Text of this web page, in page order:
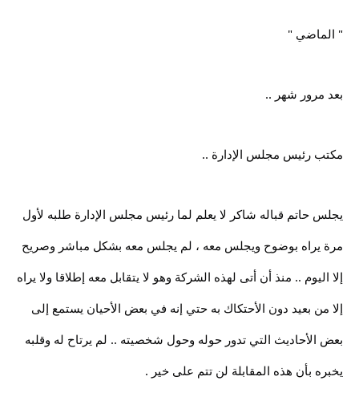
" الماضي "
بعد مرور شهر ..
مكتب رئيس مجلس الإدارة ..
يجلس حاتم قباله شاكر لا يعلم لما رئيس مجلس الإدارة طلبه لأول
مرة يراه بوضوح ويجلس معه ، لم يجلس معه بشكل مباشر وصريح
إلا اليوم .. منذ أن أتى لهذه الشركة وهو لا يتقابل معه إطلاقا ولا يراه
إلا من بعيد دون الأحتكاك به حتي إنه في بعض الأحيان يستمع إلى
بعض الأحاديث التي تدور حوله وحول شخصيته .. لم يرتاح له وقلبه
يخبره بأن هذه المقابلة لن تتم على خير .